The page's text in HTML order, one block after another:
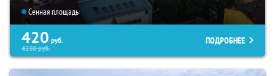
Сенная площадь
420 руб.
4230руб.
ПОДРОБНЕЕ